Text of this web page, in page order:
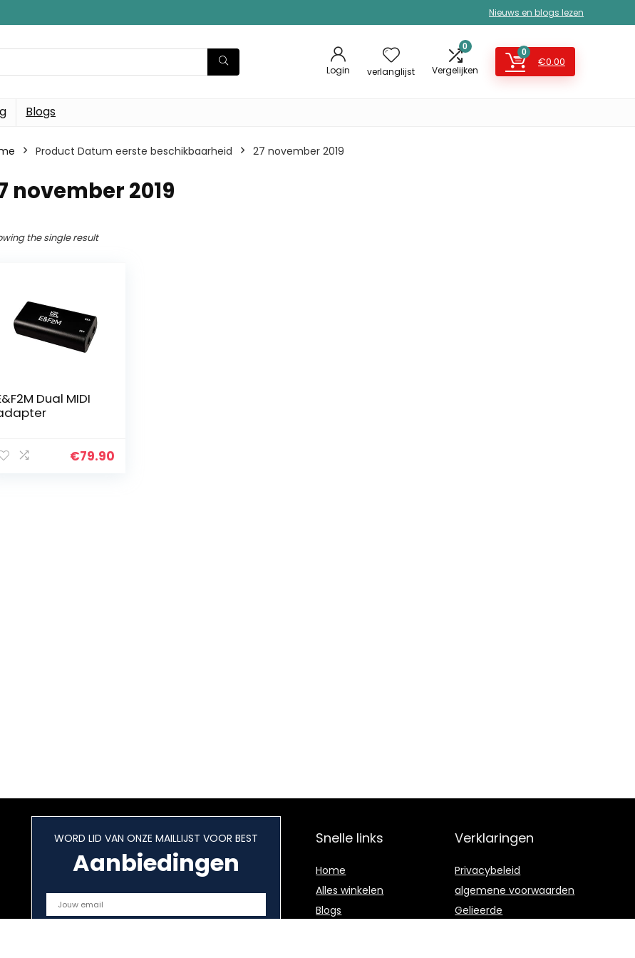
Nieuws en blogs lezen
Login verlanglijst
0
Vergelijken
0
€0.00
Blogs
Product Datum eerste beschikbaarheid 27 november 2019
november 2019
the single result
Dual MIDI
€79.90
WORD LID VAN ONZE MAILLIJST VOOR BEST
Aanbiedingen
Snelle links
Home
Alles winkelen
Blogs
Verklaringen
Privacybeleid
algemene voorwaarden
Gelieerde
openbaarmaking